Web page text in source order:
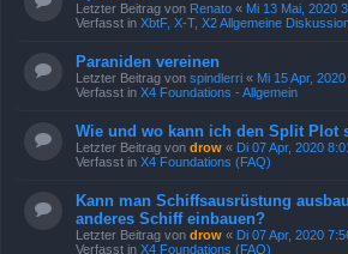
Letzter Beitrag von Renato « Mi 13 Mai, 2020
Verfasst in XbtF, X-T, X2 Allgemeine
Paraniden vereinen
Letzter Beitrag von spindlerri « Mi 15 Apr,
Verfasst in X4 Foundations - Allgemein
Wie und wo kann ich den Split Plot
Letzter Beitrag von drow « Di 07 Apr, 2020
Verfasst in X4 Foundations (FAQ)
Kann man Schiffsausrüstung
anderes Schiff einbauen?
Letzter Beitrag von drow « Di 07 Apr, 2020
Verfasst in X4 Foundations (FAQ)